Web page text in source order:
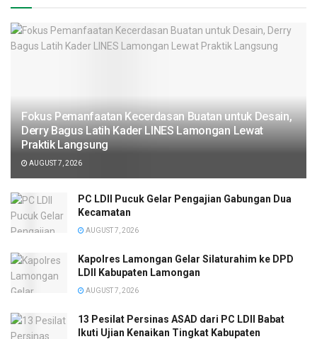
Fokus Pemanfaatan Kecerdasan Buatan untuk Desain,
Derry Bagus Latih Kader LINES Lamongan Lewat
Praktik Langsung
AUGUST 7, 2026
PC LDII Pucuk Gelar Pengajian Gabungan Dua
Kecamatan
AUGUST 7, 2026
Kapolres Lamongan Gelar Silaturahim ke DPD
LDII Kabupaten Lamongan
AUGUST 7, 2026
13 Pesilat Persinas ASAD dari PC LDII Babat
Ikuti Ujian Kenaikan Tingkat Kabupaten